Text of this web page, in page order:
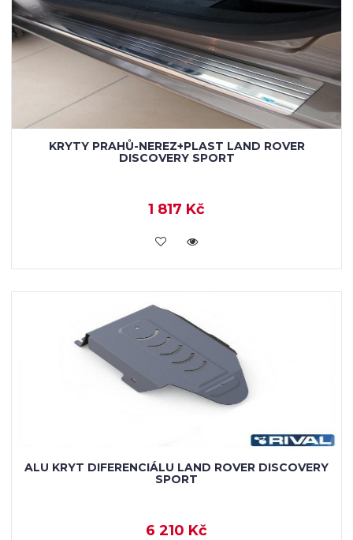
KRYTY PRAHŮ-NEREZ+PLAST LAND ROVER
DISCOVERY SPORT
1 817 Kč
KOUPIT
ALU KRYT DIFERENCIÁLU LAND ROVER DISCOVERY
SPORT
6 210 Kč